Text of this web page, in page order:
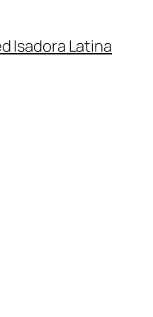
Isadora Latina